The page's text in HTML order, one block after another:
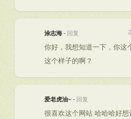
涂志海 - 回复
你好，我想知道一下，你这
这个样子的啊？
爱老虎油~ - 回复
很喜欢这个网站 哈哈哈好想